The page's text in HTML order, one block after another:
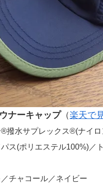
ナーキャップ（楽天で
撥水サプレックス®(ナイロ
ス(ポリエステル100%)
チャコール／ネイビー